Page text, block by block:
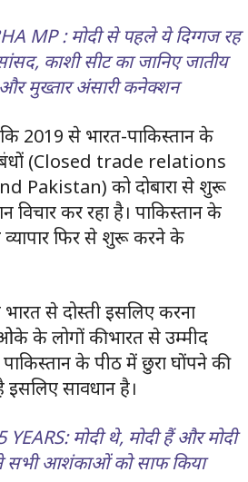
MP : मोदी से पहले ये दिग्गज रह
काशी सीट का जानिए जातीय
मुख्तार अंसारी कनेक्शन
2019 से भारत-पाकिस्तान के
(Closed trade relations
Pakistan) को दोबारा से शुरू
विचार कर रहा है। पाकिस्तान के
व्यापार फिर से शुरू करने के
से दोस्ती इसलिए करना
के लोगों की भारत से उम्मीद
के पीठ में छुरा घोंपने की
सावधान है।
मोदी थे, मोदी हैं और मोदी
ने सभी आशंकाओं को साफ किया